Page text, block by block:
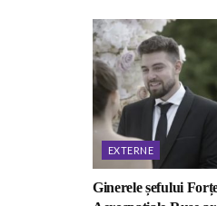
EXTERNE
Ginerele șefului